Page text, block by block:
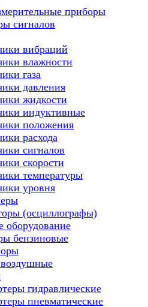
приборы
сигналов
вибраций
влажности
газа
давления
жидкости
индуктивные
положения
расхода
сигналов
скорости
температуры
уровня
(осциллографы)
оборудование
бензиновые
гидравлические
пневматические